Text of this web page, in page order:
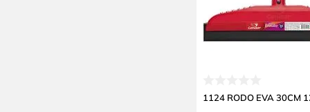
1124 RODO EVA 30CM